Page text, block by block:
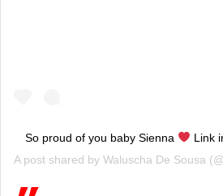
So proud of you baby Sienna
Link
A post shared by Waluscha De Sousa